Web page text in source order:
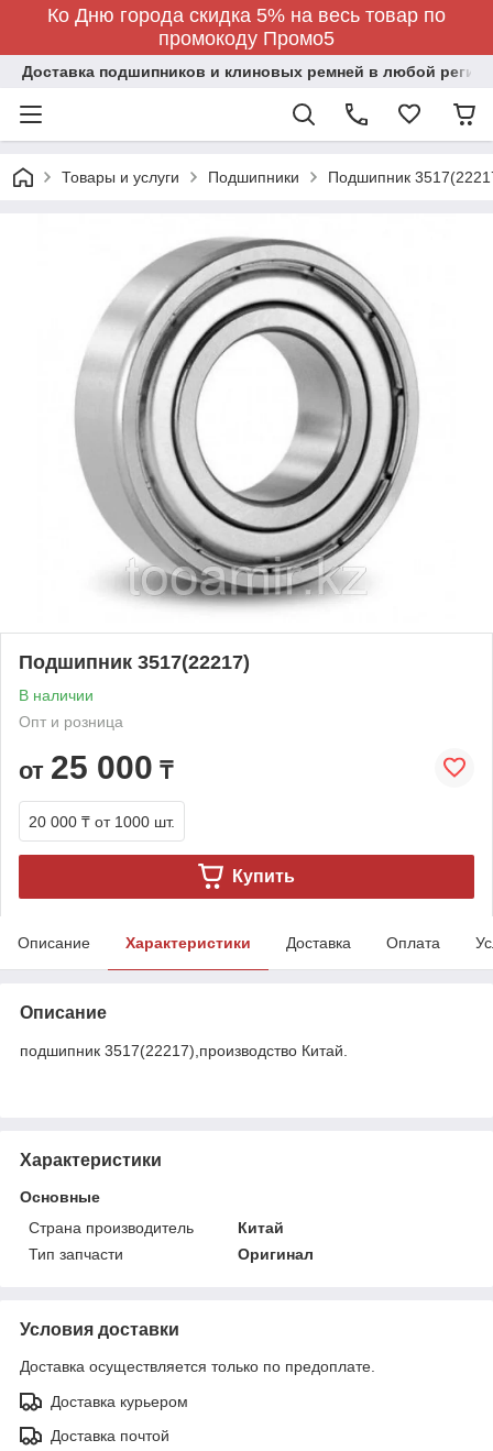
Ко Дню города скидка 5% на весь товар по
промокоду Промо5
Доставка подшипников и клиновых ремней в любой регион
Товары и услуги Подшипники Подшипник
Подшипник 3517(22217)
В наличии
Опт и розница
от 25 000 ₸
20 000 ₸ от 1000 шт.
Купить
Описание Характеристики Доставка Оплата
Описание
подшипник 3517(22217),производство Китай.
Характеристики
Основные
Страна производитель
Китай
Тип запчасти
Оригинал
Условия доставки
Доставка осуществляется только по предоплате.
Доставка курьером
Доставка почтой